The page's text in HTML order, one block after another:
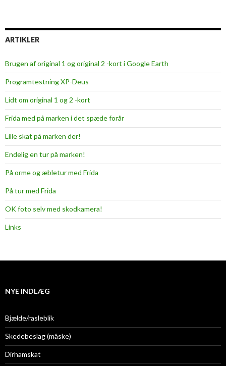
ARTIKLER
Brugen af original 1 og original 2 -kort i Google Earth
Programtestning XP-Deus
Lidt om original 1 og 2 -kort
Frida med på marken i det spæde forår
Lille skat på marken der!
Endelig en tur på marken!
På orme og æbletur med Frida
På tur med Frida
OK foto selv med skodkamera!
Links
NYE INDLÆG
Bjælde/rasleblik
Skedebeslag (måske)
Dirhamskat